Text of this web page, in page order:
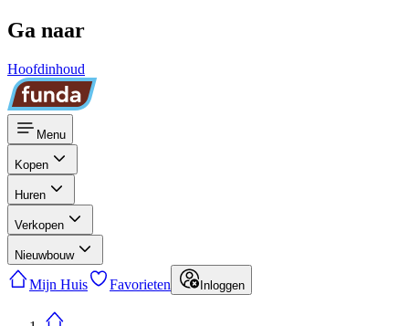
Ga naar
Hoofdinhoud
Menu
Kopen
Huren
Verkopen
Nieuwbouw
Mijn Huis Favorieten Inloggen